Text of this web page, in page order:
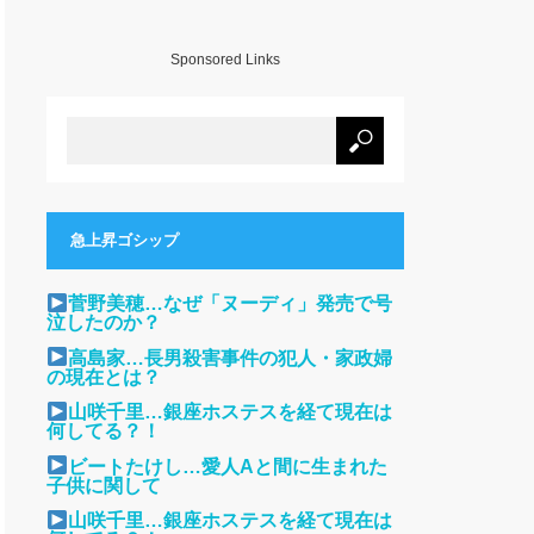
Sponsored Links
急上昇ゴシップ
菅野美穂…なぜ「ヌーディ」発売で号
泣したのか？
高島家…長男殺害事件の犯人・家政婦
の現在とは？
山咲千里…銀座ホステスを経て現在は
何してる？！
ビートたけし…愛人Aと間に生まれた
子供に関して
山咲千里…銀座ホステスを経て現在は